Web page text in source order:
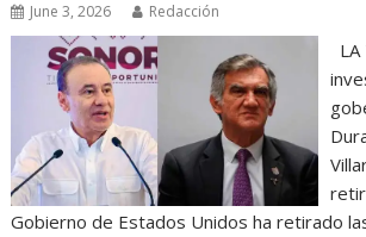
June 3, 2026 Redacción
LA
Gobierno de Estados Unidos ha retirado